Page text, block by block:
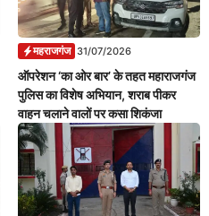
महराजगंज 31/07/2026
ऑपरेशन ‘का ओर बार’ के तहत महाराजगंज
पुलिस का विशेष अभियान, शराब पीकर
वाहन चलाने वालों पर कसा शिकंजा